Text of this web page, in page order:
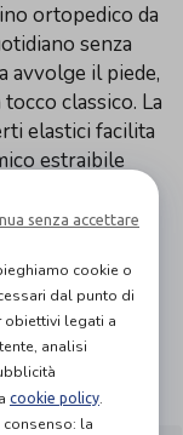
ortopedico da
senza
avvolge il piede,
classico. La
elastici facilita
estraibile
mentre la
Ideale
in
outfit.
senza accettare
cookie o
dal punto di
obiettivi legati a
analisi
cookie policy.
la